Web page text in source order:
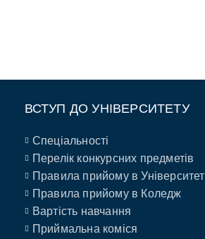
ВСТУП ДО УНІВЕРСИТЕТУ
Спеціальності
Перелік конкурсних предметів
Правила прийому в Університет
Правила прийому в Коледж
Вартість навчання
Приймальна коміся